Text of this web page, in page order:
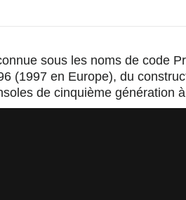
sous les noms de code
(1997 en Europe), du
de cinquième génération